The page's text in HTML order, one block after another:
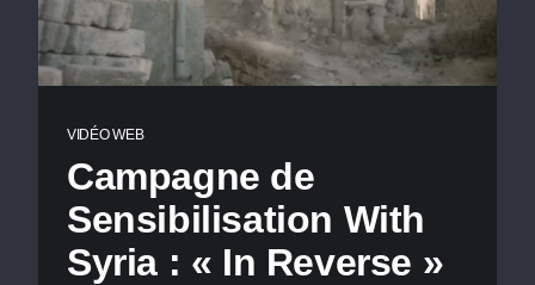
VIDÉO WEB
Campagne de
Sensibilisation With
Syria : « In Reverse »